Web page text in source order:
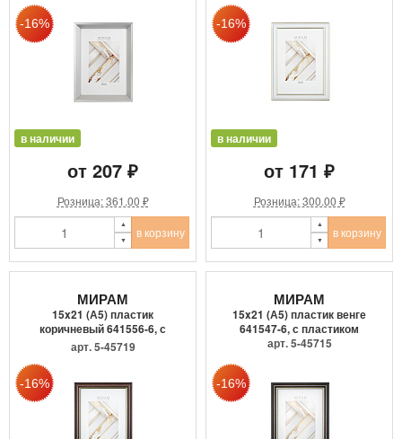
в наличии
от 207 ₽
Розница: 361.00 ₽
в корзину
в наличии
от 171 ₽
Розница: 300.00 ₽
в корзину
МИРАМ
15x21 (А5) пластик
коричневый 641556-6, с
пласти...
арт. 5-45719
МИРАМ
15x21 (А5) пластик венге
641547-6, с пластиком
арт. 5-45715